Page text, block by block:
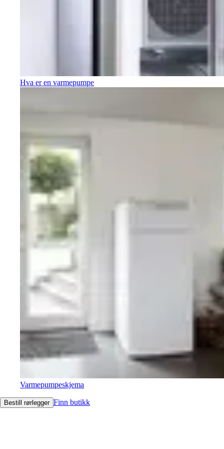
Hva er en varmepumpe
Varmepumpeskjema
Bestill rørlegger Finn butikk